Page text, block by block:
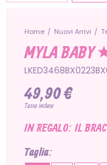
Home Nuovi Arrivi
MYLA BABY
49,90 €
Tasse incluse
IN REGALO: IL
Taglia